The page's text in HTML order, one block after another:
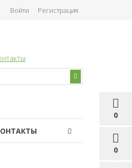
0
0
Войти Регистрация